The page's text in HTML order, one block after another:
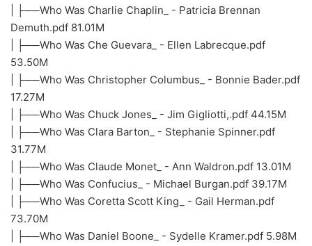
| ├──Who Was Charlie Chaplin_ - Patricia Brennan
Demuth.pdf 81.01M
| ├──Who Was Che Guevara_ - Ellen Labrecque.pdf
53.50M
| ├──Who Was Christopher Columbus_ - Bonnie Bader.pdf
17.27M
| ├──Who Was Chuck Jones_ - Jim Gigliotti,.pdf 44.15M
| ├──Who Was Clara Barton_ - Stephanie Spinner.pdf
31.77M
| ├──Who Was Claude Monet_ - Ann Waldron.pdf 13.01M
| ├──Who Was Confucius_ - Michael Burgan.pdf 39.17M
| ├──Who Was Coretta Scott King_ - Gail Herman.pdf
73.70M
| ├──Who Was Daniel Boone_ - Sydelle Kramer.pdf 5.98M